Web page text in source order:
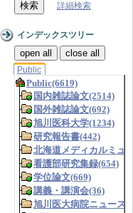
詳細検索
インデックスツリー
open all close all
Public